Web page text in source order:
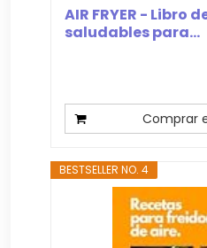
AIR FRYER - Libro
saludables para...
Comprar
BESTSELLER NO. 4